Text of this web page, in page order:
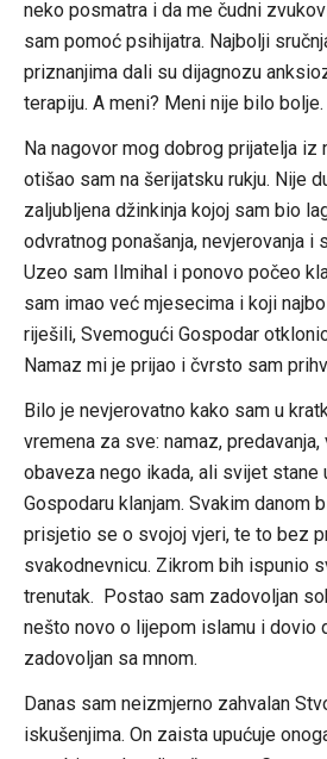
neko posmatra i da me čudni
sam pomoć psihijatra. Najbolji
priznanjima dali su dijagnozu
terapiju. A meni? Meni nije bilo bolje.
Na nagovor mog dobrog prijatelja iz
otišao sam na šerijatsku rukju. Nije
zaljubljena džinkinja kojoj sam bio
odvratnog ponašanja, nevjerovanja i
Uzeo sam Ilmihal i ponovo počeo
sam imao već mjesecima i koji
riješili, Svemogući Gospodar
Namaz mi je prijao i čvrsto sam
Bilo je nevjerovatno kako sam u
vremena za sve: namaz,
obaveza nego ikada, ali svijet stane
Gospodaru klanjam. Svakim danom
prisjetio se o svojoj vjeri, te to bez
svakodnevnicu. Zikrom bih ispunio
trenutak. Postao sam zadovoljan
nešto novo o lijepom islamu i dovio
zadovoljan sa mnom.
Danas sam neizmjerno zahvalan
iskušenjima. On zaista upućuje